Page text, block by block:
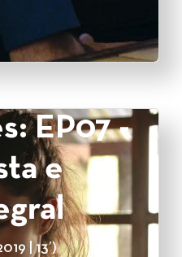
EP07 -
e
| 13’)